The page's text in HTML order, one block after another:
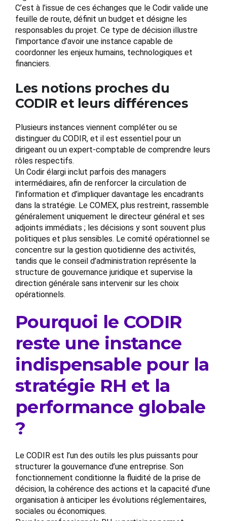
C’est à l’issue de ces échanges que le Codir valide une
feuille de route, définit un budget et désigne les
responsables du projet. Ce type de décision illustre
l’importance d’avoir une instance capable de
coordonner les enjeux humains, technologiques et
financiers.
Les notions proches du
CODIR et leurs différences
Plusieurs instances viennent compléter ou se
distinguer du CODIR, et il est essentiel pour un
dirigeant ou un expert-comptable de comprendre leurs
rôles respectifs.
Un Codir élargi inclut parfois des managers
intermédiaires, afin de renforcer la circulation de
l’information et d’impliquer davantage les encadrants
dans la stratégie. Le COMEX, plus restreint, rassemble
généralement uniquement le directeur général et ses
adjoints immédiats ; les décisions y sont souvent plus
politiques et plus sensibles. Le comité opérationnel se
concentre sur la gestion quotidienne des activités,
tandis que le conseil d’administration représente la
structure de gouvernance juridique et supervise la
direction générale sans intervenir sur les choix
opérationnels.
Pourquoi le CODIR
reste une instance
indispensable pour la
stratégie RH et la
performance globale
?
Le CODIR est l’un des outils les plus puissants pour
structurer la gouvernance d’une entreprise. Son
fonctionnement conditionne la fluidité de la prise de
décision, la cohérence des actions et la capacité d’une
organisation à anticiper les évolutions réglementaires,
sociales ou économiques.